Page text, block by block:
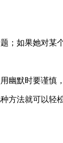
如果她对某
默时要谨慎
法就可以轻